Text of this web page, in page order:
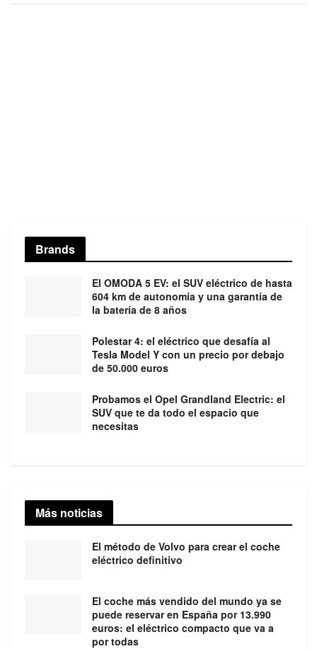
Brands
El OMODA 5 EV: el SUV eléctrico de hasta
604 km de autonomía y una garantía de
la batería de 8 años
Polestar 4: el eléctrico que desafía al
Tesla Model Y con un precio por debajo
de 50.000 euros
Probamos el Opel Grandland Electric: el
SUV que te da todo el espacio que
necesitas
Más noticias
El método de Volvo para crear el coche
eléctrico definitivo
El coche más vendido del mundo ya se
puede reservar en España por 13.990
euros: el eléctrico compacto que va a
por todas